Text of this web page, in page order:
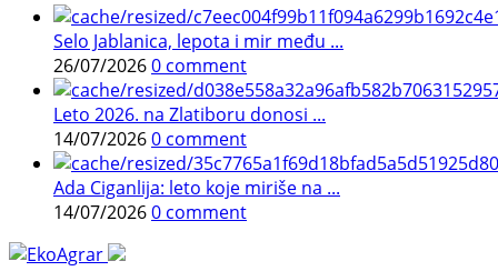
Selo Jablanica, lepota i mir među ...
26/07/20260 comment
Leto 2026. na Zlatiboru donosi ...
14/07/20260 comment
Ada Ciganlija: leto koje miriše na ...
14/07/20260 comment